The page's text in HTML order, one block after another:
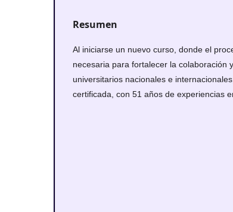
Resumen
Al iniciarse un nuevo curso, donde el
necesaria para fortalecer la colaboración
universitarios nacionales e
certificada, con 51 años de experiencias